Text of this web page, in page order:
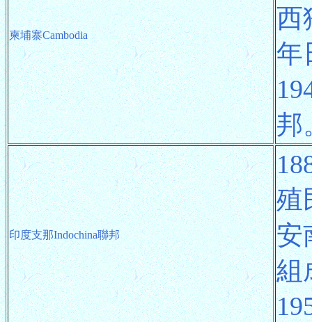
柬埔寨Cambodia
西
年
邦
印度支那Indochina聯邦
殖
安
組